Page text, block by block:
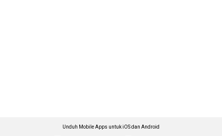
Unduh Mobile Apps untuk iOS dan Android